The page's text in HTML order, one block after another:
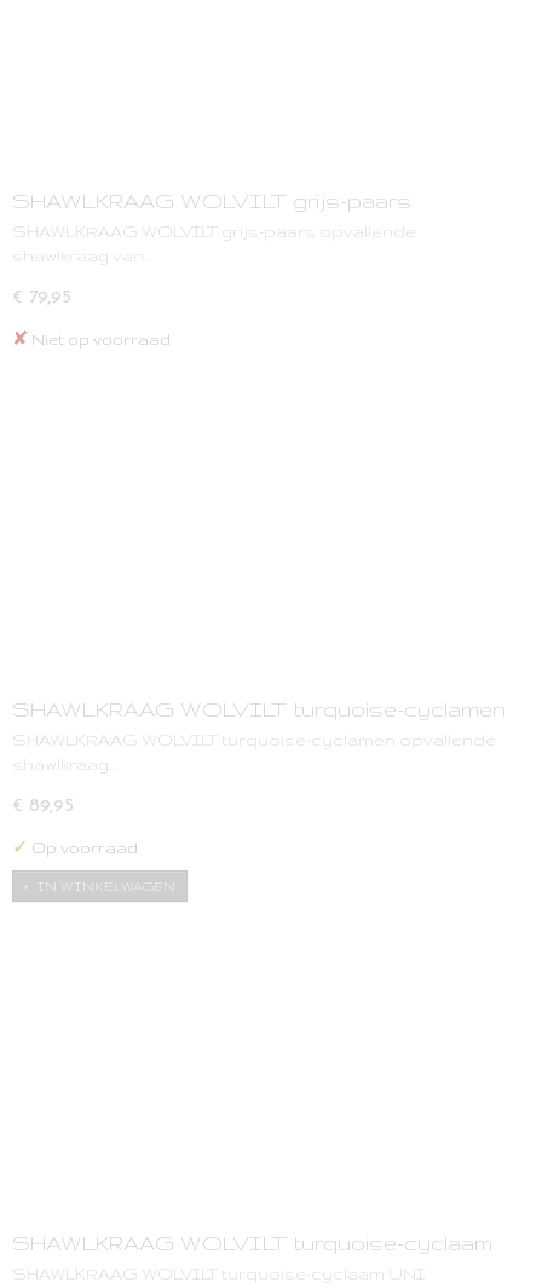
SHAWLKRAAG WOLVILT grijs-paars
SHAWLKRAAG WOLVILT grijs-paars opvallende
shawlkraag van…
€ 79,95
✘ Niet op voorraad
SHAWLKRAAG WOLVILT turquoise-cyclamen
SHAWLKRAAG WOLVILT turquoise-cyclamen opvallende
shawlkraag…
€ 89,95
✓ Op voorraad
IN WINKELWAGEN
SHAWLKRAAG WOLVILT turquoise-cyclaam
UNI
SHAWLKRAAG WOLVILT turquoise-cyclaam UNI